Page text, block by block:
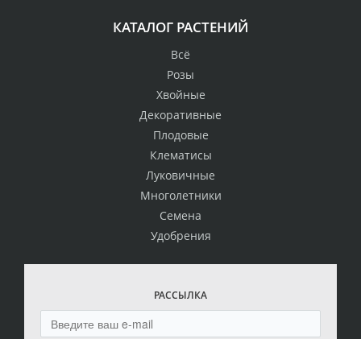
КАТАЛОГ РАСТЕНИЙ
Всё
Розы
Хвойные
Декоративные
Плодовые
Клематисы
Луковичные
Многолетники
Семена
Удобрения
РАССЫЛКА